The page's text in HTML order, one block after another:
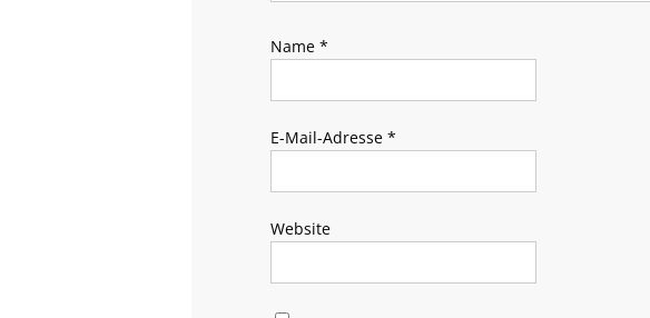
Name *
E-Mail-Adresse *
Website